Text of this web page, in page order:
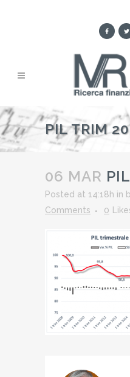
PIL TRIM
06 MAR
Posted at 14:18h in
Comments
0